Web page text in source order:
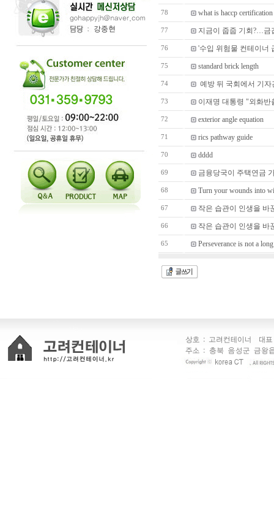
78 what is haccp certification
77 지금이 줍줍 기회?…금
76 '수입 위험물 컨테이너
75 standard brick length
74 예방 뒤 국회에서 기
73 이재명 대통령 "외화
72 exterior angle equation
71 rics pathway guide
70 dddd
69 금융당국이 주택연금
68 Turn your wounds into
67 작은 습관이 인생을 바
66 작은 습관이 인생을 바
65 Perseverance is not a